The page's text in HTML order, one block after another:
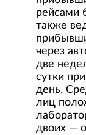
рейсами
также
через
две
сутки
день.
лиц
двоих —